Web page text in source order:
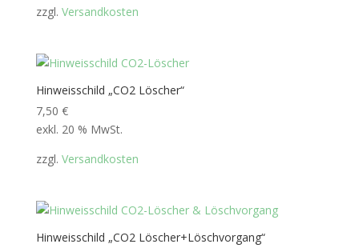
zzgl. Versandkosten
Hinweisschild „CO2 Löscher“
7,50 €
exkl. 20 % MwSt.
zzgl. Versandkosten
Hinweisschild „CO2 Löscher+Löschvorgang“